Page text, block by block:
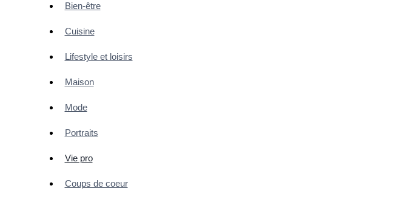
Bien-être
Cuisine
Lifestyle et loisirs
Maison
Mode
Portraits
Vie pro
Coups de coeur